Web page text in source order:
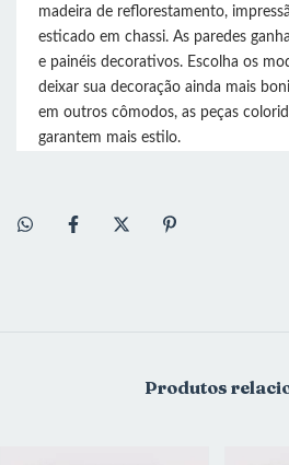
madeira de reflorestamento,
esticado em chassi. As paredes
e painéis decorativos. Escolha os
deixar sua decoração ainda mais
em outros cômodos, as peças
garantem mais estilo.
Produtos